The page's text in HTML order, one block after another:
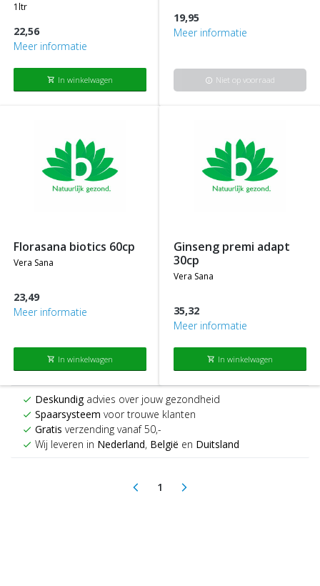
1ltr
22,56
Meer informatie
shopping_cart In winkelwagen
19,95
Meer informatie
info Niet op voorraad
florasana biotics 60cp
vera sana
23,49
Meer informatie
shopping_cart In winkelwagen
ginseng premi adapt
30cp
vera sana
35,32
Meer informatie
shopping_cart In winkelwagen
check Deskundigadvies over jouw gezondheid
check Spaarsysteem voor trouwe klanten
check Gratis verzending vanaf 50,-
check Wij leveren in Nederland, België en Duitsland
arrow_back_ios 1(current)
arrow_forward_ios